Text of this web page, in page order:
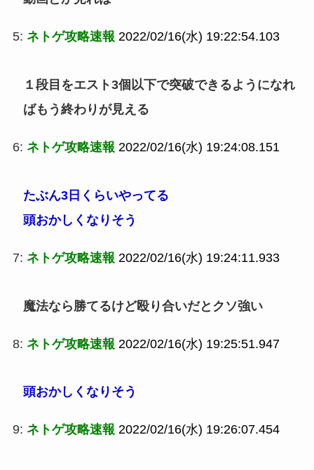
5: ネトゲ攻略速報 2022/02/16(水) 19:22:54.103
１段目をエスト3個以下で突破できるようになれ
ばもう終わりが見える
6: ネトゲ攻略速報 2022/02/16(水) 19:24:08.151
たぶん3日くらいやってる
頭おかしくなりそう
7: ネトゲ攻略速報 2022/02/16(水) 19:24:11.933
魔法なら勝てるけど殴り合いだとクソ強い
8: ネトゲ攻略速報 2022/02/16(水) 19:25:51.947
頭おかしくなりそう
9: ネトゲ攻略速報 2022/02/16(水) 19:26:07.454